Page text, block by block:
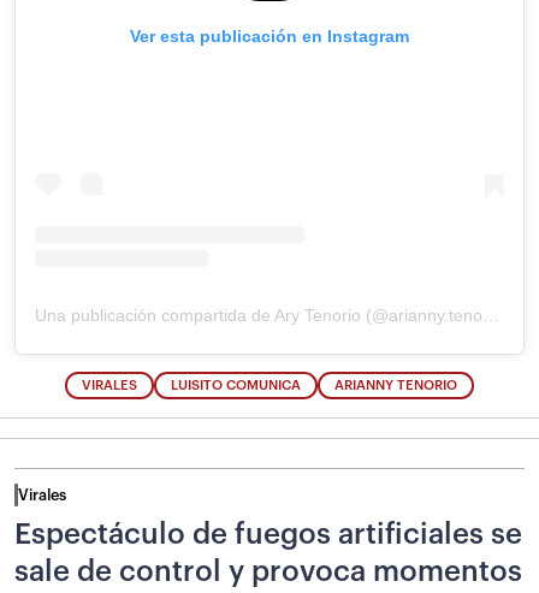
Ver esta publicación en Instagram
Una publicación compartida de Ary Tenorio (@arianny.tenorio)
VIRALES LUISITO COMUNICA ARIANNY TENORIO
Virales
Espectáculo de fuegos artificiales se
sale de control y provoca momentos